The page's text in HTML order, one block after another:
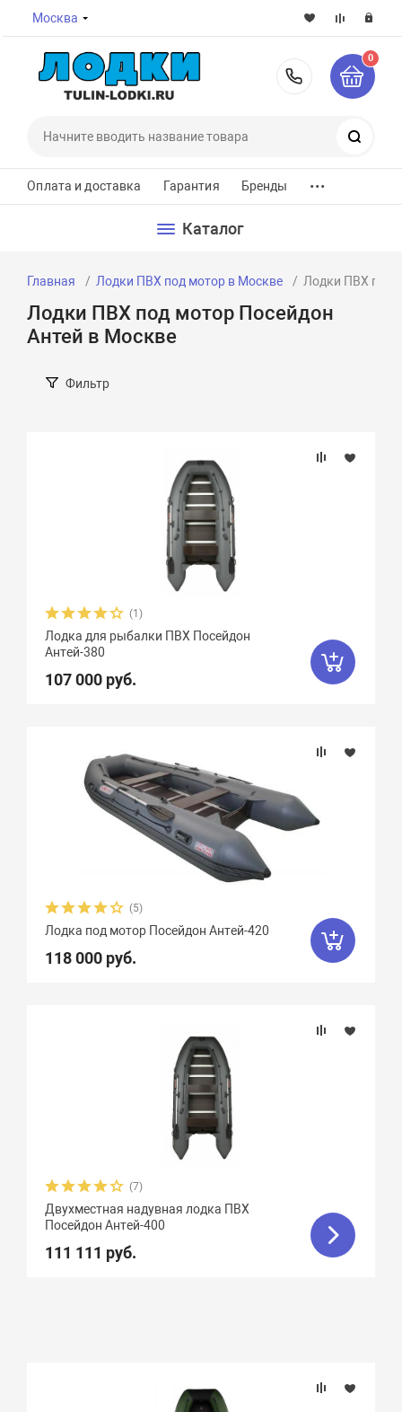
Москва
8-800-
0
Оплата и доставка Гарантия Бренды ...
Каталог
Главная Лодки ПВХ под мотор в Москве Лодки ПВХ под
Лодки ПВХ под мотор Посейдон
Антей в Москве
Фильтр
Длина кокпита, см
Грузоподъемность
Пассажировместимость
Тип киля
Тип швов
Стрингера
(1)
Лодка для рыбалки ПВХ Посейдон
Антей-380
107 000 руб.
(5)
Лодка под мотор Посейдон Антей-420
118 000 руб.
(7)
Двухместная надувная лодка ПВХ
Посейдон Антей-400
111 111 руб.